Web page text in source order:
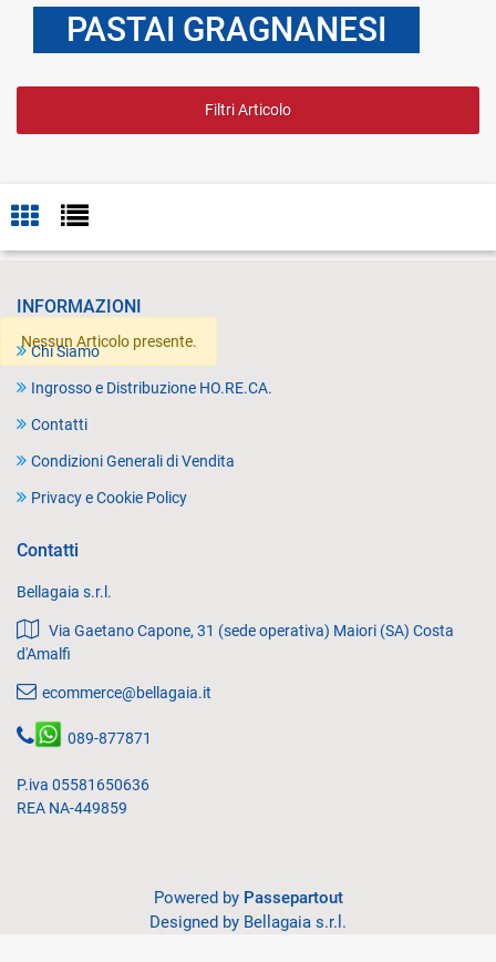
PASTAI GRAGNANESI
Filtri Articolo
Nessun Articolo presente.
INFORMAZIONI
Chi Siamo
Ingrosso e Distribuzione HO.RE.CA.
Contatti
Condizioni Generali di Vendita
Privacy e Cookie Policy
Contatti
Bellagaia s.r.l.
Via Gaetano Capone, 31 (sede operativa) Maiori (SA) Costa
d'Amalfi
ecommerce@bellagaia.it
089-877871
P.iva 05581650636
REA NA-449859
Powered by Passepartout
Designed by Bellagaia s.r.l.